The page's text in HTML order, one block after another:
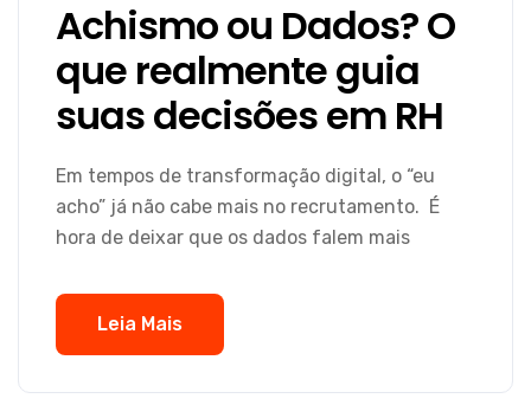
Achismo ou Dados? O
que realmente guia
suas decisões em RH
Em tempos de transformação digital, o “eu
acho” já não cabe mais no recrutamento. É
hora de deixar que os dados falem mais
Leia Mais